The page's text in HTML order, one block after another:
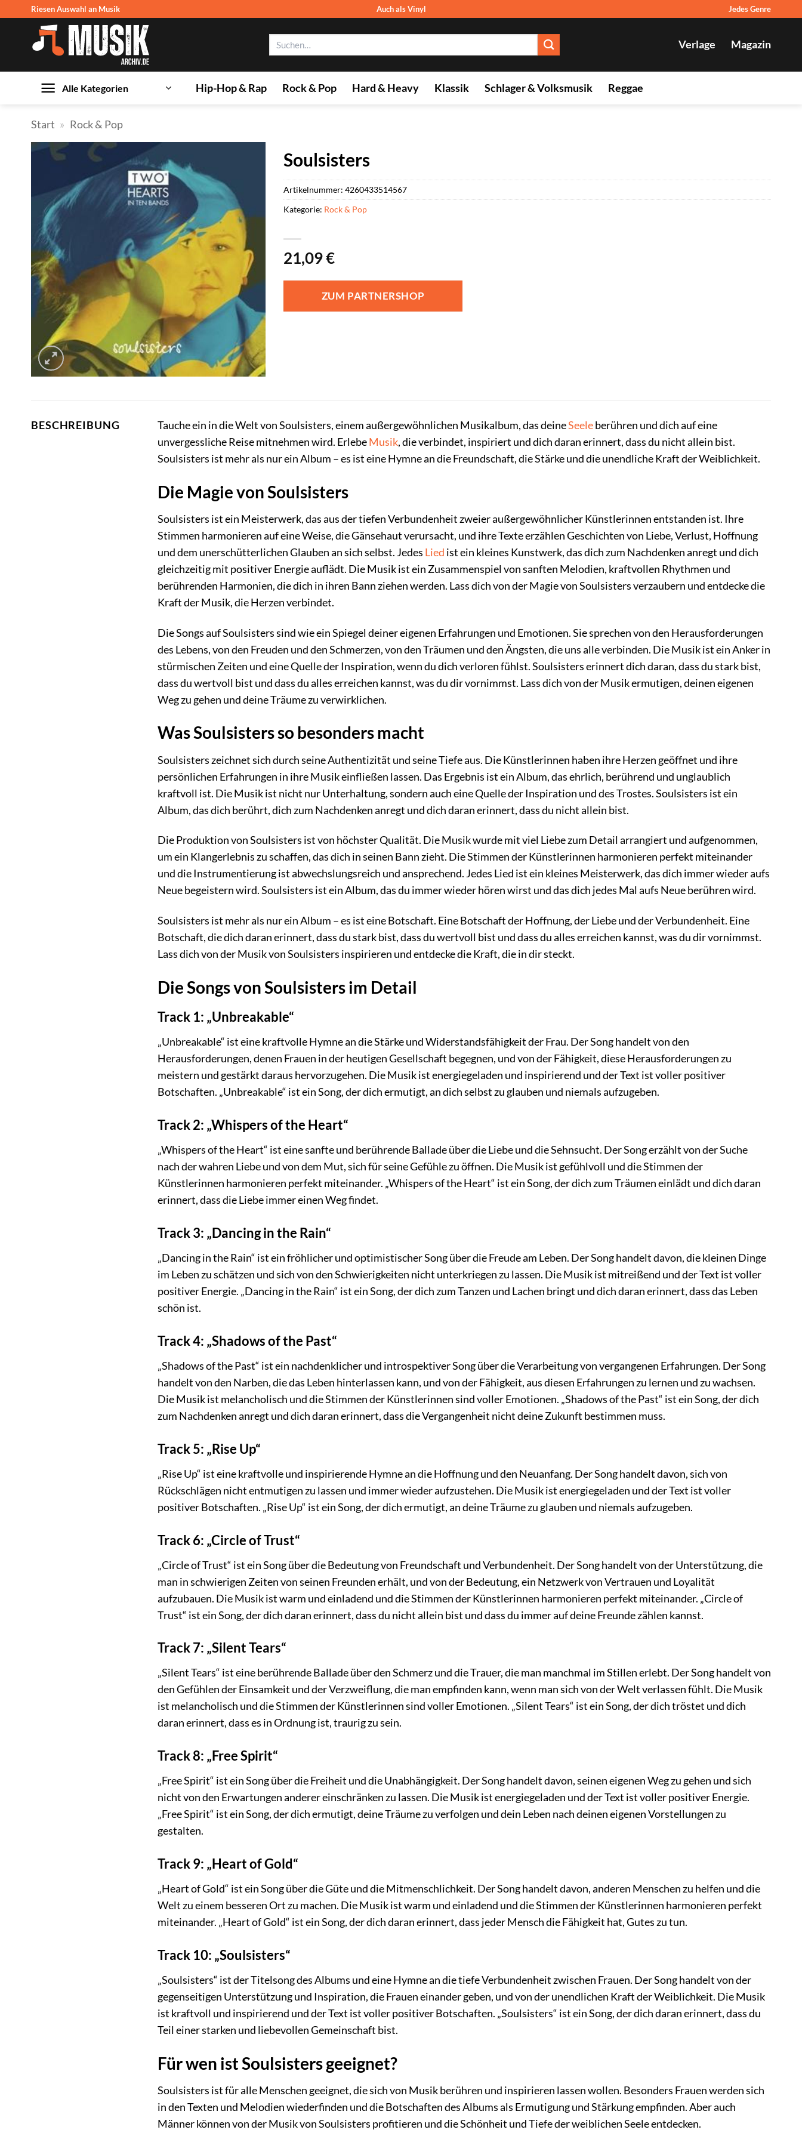
springen
Riesen Auswahl an Musik Auch als Vinyl Jedes Genre
Verlage Magazin
Alle Kategorien Hip-Hop & Rap Rock & Pop Hard & Heavy Klassik Schlager & Volksmusik Reggae
Start » Rock & Pop
Soulsisters
21,09€
ZUM PARTNERSHOP
Artikelnummer:4260433514567
Kategorie: Rock & Pop
BESCHREIBUNG Tauche ein in die Welt von Soulsisters, einem außergewöhnlichen Musikalbum, das deineSeeleberühren und dich auf eine
unvergessliche Reise mitnehmen wird. ErlebeMusik, die verbindet, inspiriert und dich daran erinnert, dass du nicht allein bist.
Soulsisters ist mehr als nur ein Album – es ist eine Hymne an die Freundschaft, die Stärke und die unendliche Kraft der Weiblichkeit.
Die Magie von Soulsisters
Soulsisters ist ein Meisterwerk, das aus der tiefen Verbundenheit zweier außergewöhnlicher Künstlerinnen entstanden ist. Ihre
Stimmen harmonieren auf eine Weise, die Gänsehaut verursacht, und ihre Texte erzählen Geschichten von Liebe, Verlust, Hoffnung
und dem unerschütterlichen Glauben an sich selbst. Jedes Lied ist ein kleines Kunstwerk, das dich zum Nachdenken anregt und dich
gleichzeitig mit positiver Energie auflädt. Die Musik ist ein Zusammenspiel von sanften Melodien, kraftvollen Rhythmen und
berührenden Harmonien, die dich in ihren Bann ziehen werden. Lass dich von der Magie von Soulsisters verzaubern und entdecke die
Kraft der Musik, die Herzen verbindet.
Die Songs auf Soulsisters sind wie ein Spiegel deiner eigenen Erfahrungen und Emotionen. Sie sprechen von den Herausforderungen
des Lebens, von den Freuden und den Schmerzen, von den Träumen und den Ängsten, die uns alle verbinden. Die Musik ist ein Anker in
stürmischen Zeiten und eine Quelle der Inspiration, wenn du dich verloren fühlst. Soulsisters erinnert dich daran, dass du stark bist,
dass du wertvoll bist und dass du alles erreichen kannst, was du dir vornimmst. Lass dich von der Musik ermutigen, deinen eigenen
Weg zu gehen und deine Träume zu verwirklichen.
Was Soulsisters so besonders macht
Soulsisters zeichnet sich durch seine Authentizität und seine Tiefe aus. Die Künstlerinnen haben ihre Herzen geöffnet und ihre
persönlichen Erfahrungen in ihre Musik einfließen lassen. Das Ergebnis ist ein Album, das ehrlich, berührend und unglaublich
kraftvoll ist. Die Musik ist nicht nur Unterhaltung, sondern auch eine Quelle der Inspiration und des Trostes. Soulsisters ist ein
Album, das dich berührt, dich zum Nachdenken anregt und dich daran erinnert, dass du nicht allein bist.
Die Produktion von Soulsisters ist von höchster Qualität. Die Musik wurde mit viel Liebe zum Detail arrangiert und aufgenommen,
um ein Klangerlebnis zu schaffen, das dich in seinen Bann zieht. Die Stimmen der Künstlerinnen harmonieren perfekt miteinander
und die Instrumentierung ist abwechslungsreich und ansprechend. Jedes Lied ist ein kleines Meisterwerk, das dich immer wieder aufs
Neue begeistern wird. Soulsisters ist ein Album, das du immer wieder hören wirst und das dich jedes Mal aufs Neue berühren wird.
Soulsisters ist mehr als nur ein Album – es ist eine Botschaft. Eine Botschaft der Hoffnung, der Liebe und der Verbundenheit. Eine
Botschaft, die dich daran erinnert, dass du stark bist, dass du wertvoll bist und dass du alles erreichen kannst, was du dir vornimmst.
Lass dich von der Musik von Soulsisters inspirieren und entdecke die Kraft, die in dir steckt.
Die Songs von Soulsisters im Detail
Track 1: „Unbreakable“
„Unbreakable“ ist eine kraftvolle Hymne an die Stärke und Widerstandsfähigkeit der Frau. Der Song handelt von den
Herausforderungen, denen Frauen in der heutigen Gesellschaft begegnen, und von der Fähigkeit, diese Herausforderungen zu
meistern und gestärkt daraus hervorzugehen. Die Musik ist energiegeladen und inspirierend und der Text ist voller positiver
Botschaften. „Unbreakable“ ist ein Song, der dich ermutigt, an dich selbst zu glauben und niemals aufzugeben.
Track 2: „Whispers of the Heart“
„Whispers of the Heart“ ist eine sanfte und berührende Ballade über die Liebe und die Sehnsucht. Der Song erzählt von der Suche
nach der wahren Liebe und von dem Mut, sich für seine Gefühle zu öffnen. Die Musik ist gefühlvoll und die Stimmen der
Künstlerinnen harmonieren perfekt miteinander. „Whispers of the Heart“ ist ein Song, der dich zum Träumen einlädt und dich daran
erinnert, dass die Liebe immer einen Weg findet.
Track 3: „Dancing in the Rain“
„Dancing in the Rain“ ist ein fröhlicher und optimistischer Song über die Freude am Leben. Der Song handelt davon, die kleinen Dinge
im Leben zu schätzen und sich von den Schwierigkeiten nicht unterkriegen zu lassen. Die Musik ist mitreißend und der Text ist voller
positiver Energie. „Dancing in the Rain“ ist ein Song, der dich zum Tanzen und Lachen bringt und dich daran erinnert, dass das Leben
schön ist.
Track 4: „Shadows of the Past“
„Shadows of the Past“ ist ein nachdenklicher und introspektiver Song über die Verarbeitung von vergangenen Erfahrungen. Der Song
handelt von den Narben, die das Leben hinterlassen kann, und von der Fähigkeit, aus diesen Erfahrungen zu lernen und zu wachsen.
Die Musik ist melancholisch und die Stimmen der Künstlerinnen sind voller Emotionen. „Shadows of the Past“ ist ein Song, der dich
zum Nachdenken anregt und dich daran erinnert, dass die Vergangenheit nicht deine Zukunft bestimmen muss.
Track 5: „Rise Up“
„Rise Up“ ist eine kraftvolle und inspirierende Hymne an die Hoffnung und den Neuanfang. Der Song handelt davon, sich von
Rückschlägen nicht entmutigen zu lassen und immer wieder aufzustehen. Die Musik ist energiegeladen und der Text ist voller
positiver Botschaften. „Rise Up“ ist ein Song, der dich ermutigt, an deine Träume zu glauben und niemals aufzugeben.
Track 6: „Circle of Trust“
„Circle of Trust“ ist ein Song über die Bedeutung von Freundschaft und Verbundenheit. Der Song handelt von der Unterstützung, die
man in schwierigen Zeiten von seinen Freunden erhält, und von der Bedeutung, ein Netzwerk von Vertrauen und Loyalität
aufzubauen. Die Musik ist warm und einladend und die Stimmen der Künstlerinnen harmonieren perfekt miteinander. „Circle of
Trust“ ist ein Song, der dich daran erinnert, dass du nicht allein bist und dass du immer auf deine Freunde zählen kannst.
Track 7: „Silent Tears“
„Silent Tears“ ist eine berührende Ballade über den Schmerz und die Trauer, die man manchmal im Stillen erlebt. Der Song handelt von
den Gefühlen der Einsamkeit und der Verzweiflung, die man empfinden kann, wenn man sich von der Welt verlassen fühlt. Die Musik
ist melancholisch und die Stimmen der Künstlerinnen sind voller Emotionen. „Silent Tears“ ist ein Song, der dich tröstet und dich
daran erinnert, dass es in Ordnung ist, traurig zu sein.
Track 8: „Free Spirit“
„Free Spirit“ ist ein Song über die Freiheit und die Unabhängigkeit. Der Song handelt davon, seinen eigenen Weg zu gehen und sich
nicht von den Erwartungen anderer einschränken zu lassen. Die Musik ist energiegeladen und der Text ist voller positiver Energie.
„Free Spirit“ ist ein Song, der dich ermutigt, deine Träume zu verfolgen und dein Leben nach deinen eigenen Vorstellungen zu
gestalten.
Track 9: „Heart of Gold“
„Heart of Gold“ ist ein Song über die Güte und die Mitmenschlichkeit. Der Song handelt davon, anderen Menschen zu helfen und die
Welt zu einem besseren Ort zu machen. Die Musik ist warm und einladend und die Stimmen der Künstlerinnen harmonieren perfekt
miteinander. „Heart of Gold“ ist ein Song, der dich daran erinnert, dass jeder Mensch die Fähigkeit hat, Gutes zu tun.
Track 10: „Soulsisters“
„Soulsisters“ ist der Titelsong des Albums und eine Hymne an die tiefe Verbundenheit zwischen Frauen. Der Song handelt von der
gegenseitigen Unterstützung und Inspiration, die Frauen einander geben, und von der unendlichen Kraft der Weiblichkeit. Die Musik
ist kraftvoll und inspirierend und der Text ist voller positiver Botschaften. „Soulsisters“ ist ein Song, der dich daran erinnert, dass du
Teil einer starken und liebevollen Gemeinschaft bist.
Für wen ist Soulsisters geeignet?
Soulsisters ist für alle Menschen geeignet, die sich von Musik berühren und inspirieren lassen wollen. Besonders Frauen werden sich
in den Texten und Melodien wiederfinden und die Botschaften des Albums als Ermutigung und Stärkung empfinden. Aber auch
Männer können von der Musik von Soulsisters profitieren und die Schönheit und Tiefe der weiblichen Seele entdecken.